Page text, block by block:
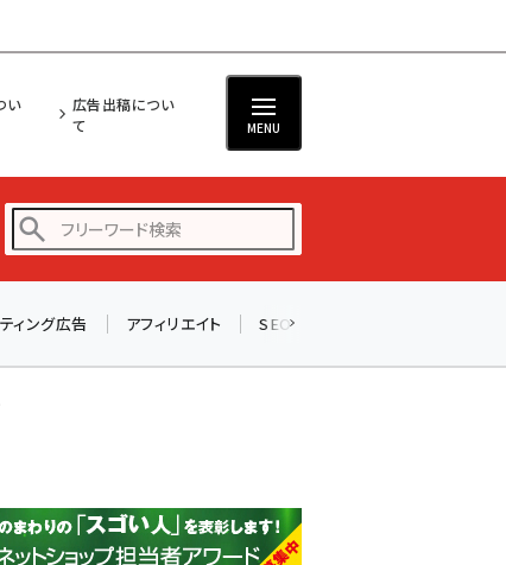
い
広告出稿につい
て
MENU
アスクル (1118)
ィング広告 アフィリエイト SEO